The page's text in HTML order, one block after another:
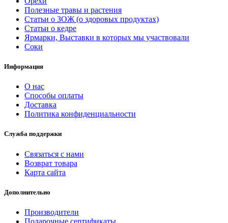
Полезные травы и растения
Статьи о ЗОЖ (о здоровых продуктах)
Статьи о кедре
Ярмарки, Выставки в которых мы участвовали
Соки
Информация
О нас
Способы оплаты
Доставка
Политика конфиденциальности
Служба поддержки
Связаться с нами
Возврат товара
Карта сайта
Дополнительно
Производители
Подарочные сертификаты